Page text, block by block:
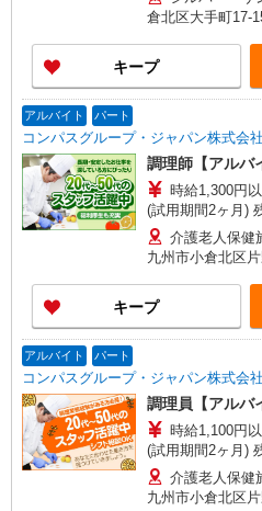
倉北区大手町17-
キープ
アルバイト パート
コンパスグループ・ジャパン株式会
調理師【アルバ
時給1,300円以上 試用期間中 時給
(試用期間2ヶ月) 残業が発生した場合、残業代を1
分単位で別途支
介護老人保
九州市小倉北区片
キープ
アルバイト パート
コンパスグループ・ジャパン株式会
調理員【アルバ
時給1,100円以上 試用期間中 時給
(試用期間2ヶ月) 残業が発生した場合、残業代を1
分単位で別途支
介護老人保
九州市小倉北区片